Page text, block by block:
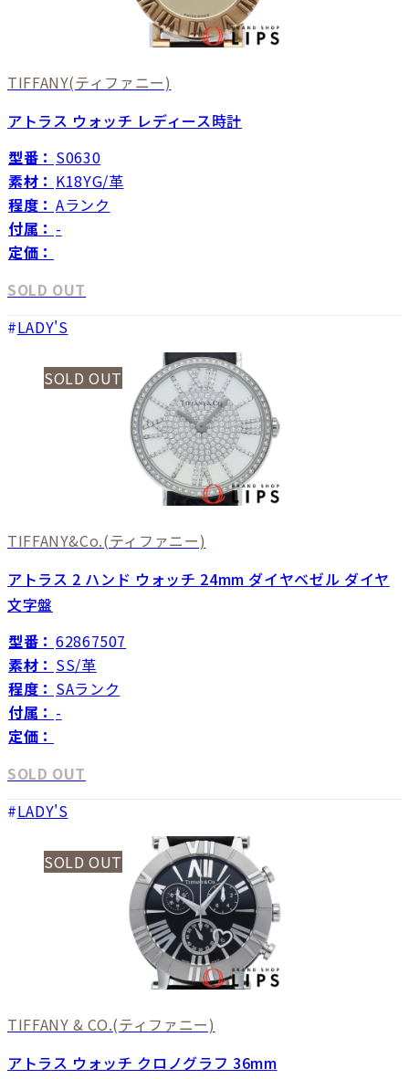
TIFFANY(ティファニー)
アトラス ウォッチ レディース時計
型番： S0630
素材： K18YG/革
程度： Aランク
付属： -
定価：
SOLD OUT
LADY'S
SOLD OUT
TIFFANY&Co.(ティファニー)
アトラス 2 ハンド ウォッチ 24mm ダイヤベゼル ダイヤ
文字盤
型番： 62867507
素材： SS/革
程度： SAランク
付属： -
定価：
SOLD OUT
LADY'S
SOLD OUT
TIFFANY & CO.(ティファニー)
アトラス ウォッチ クロノグラフ 36mm